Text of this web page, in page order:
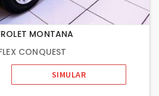
MONTANA
CONQUEST
SIMULAR